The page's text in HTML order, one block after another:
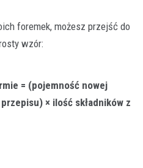
foremek, możesz przejść do
wzór:
= (pojemność nowej
× ilość składników z